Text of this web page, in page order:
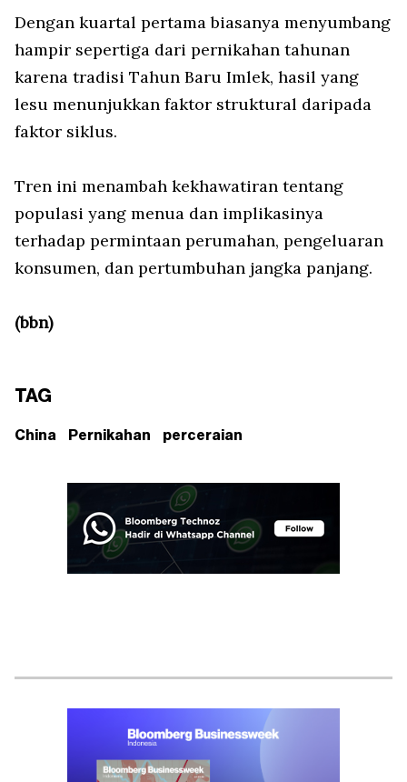
Dengan kuartal pertama biasanya menyumbang
hampir sepertiga dari pernikahan tahunan
karena tradisi Tahun Baru Imlek, hasil yang
lesu menunjukkan faktor struktural daripada
faktor siklus.
Tren ini menambah kekhawatiran tentang
populasi yang menua dan implikasinya
terhadap permintaan perumahan, pengeluaran
konsumen, dan pertumbuhan jangka panjang.
(bbn)
TAG
China Pernikahan perceraian